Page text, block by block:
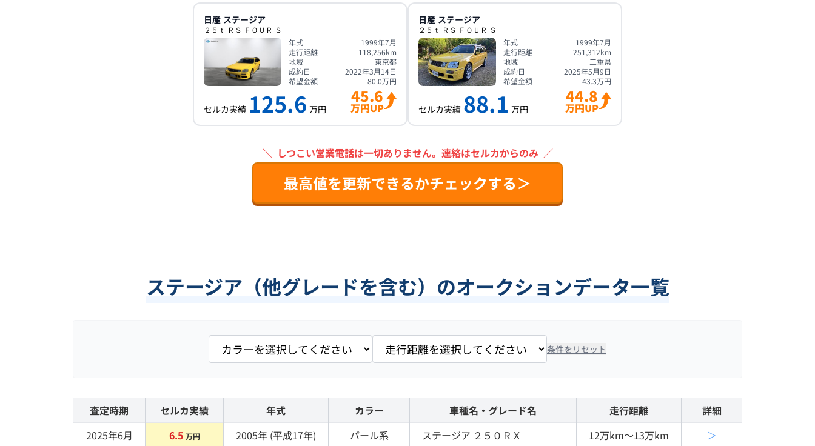
日産 ステージア
２５ｔ ＲＳ ＦＯＵＲ Ｓ
年式
1999年7月
走行距離
118,256km
地域
東京都
成約日
2022年3月14日
希望金額
80.0万円
セルカ実績 125.6 万円
45.6
万円UP
日産 ステージア
２５ｔ ＲＳ ＦＯＵＲ Ｓ
年式
1999年7月
走行距離
251,312km
地域
三重県
成約日
2025年5月9日
希望金額
43.3万円
セルカ実績 88.1 万円
44.8
万円UP
＼ しつこい営業電話は一切ありません。 連絡はセルカからのみ ／
最高値を更新できるかチェックする＞
ステージア（他グレードを含む）のオークションデータ一覧
条件をリセット
査定時期 セルカ実績 年式 カラー 車種名・グレード名 走行距離
詳細
2025年6月
6.5 万円 2005年 (平成17年) パール系 ステージア ２５０ＲＸ 12万km〜13万km ＞